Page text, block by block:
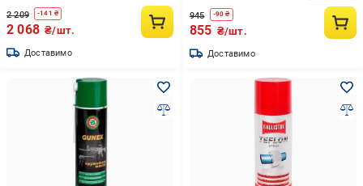
2 209 -141 ₴
2 068 ₴/шт.
Доставимо
945 -90 ₴
855 ₴/шт.
Доставимо